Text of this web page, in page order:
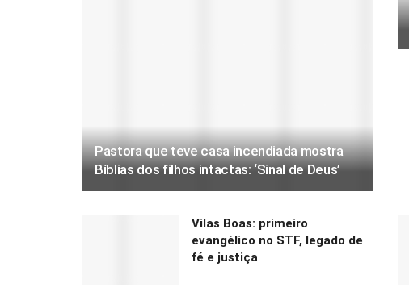
Pastora que teve casa incendiada mostra
Bíblias dos filhos intactas: ‘Sinal de Deus’
Vilas Boas: primeiro
evangélico no STF, legado de
fé e justiça